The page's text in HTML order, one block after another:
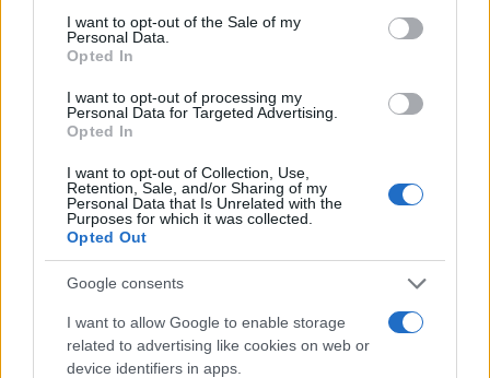
I want to opt-out of the Sale of my
Personal Data.
Opted In
I want to opt-out of processing my
Personal Data for Targeted Advertising.
Opted In
I want to opt-out of Collection, Use,
Retention, Sale, and/or Sharing of my
Personal Data that Is Unrelated with the
Purposes for which it was collected.
Opted Out
Google consents
I want to allow Google to enable storage
related to advertising like cookies on web or
device identifiers in apps.
Vai all'archivio delle vignette
“Troisi avrebbe salvato il
nostro amore”. Il retroscena
struggente su Pino Daniele